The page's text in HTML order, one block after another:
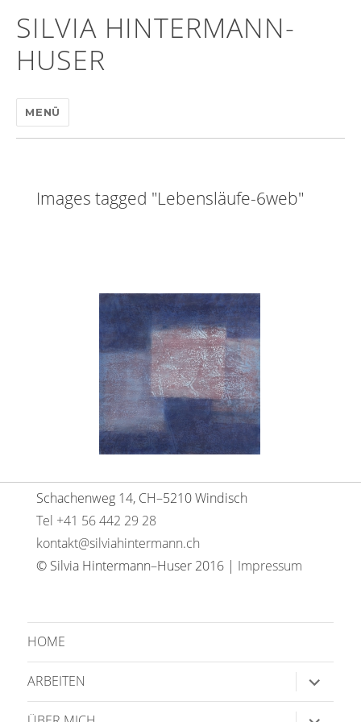
SILVIA HINTERMANN-
HUSER
MENÜ
Images tagged "Lebensläufe-6web"
Schachenweg 14, CH–5210 Windisch
Tel +41 56 442 29 28
kontakt@silviahintermann.ch
© Silvia Hintermann–Huser 2016 | Impressum
HOME
ARBEITEN